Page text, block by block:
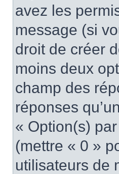
avez les
message (si
droit de créer
moins deux
champ des
réponses
« Option(s)
(mettre « 0 »
utilisateurs de